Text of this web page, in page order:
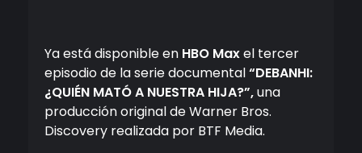
Ya está disponible en HBO Maxel tercer
episodio de la serie documental“DEBANHI:
¿QUIÉN MATÓ A NUESTRA HIJA?”,una
producción original de Warner Bros.
Discovery realizada por BTF Media.